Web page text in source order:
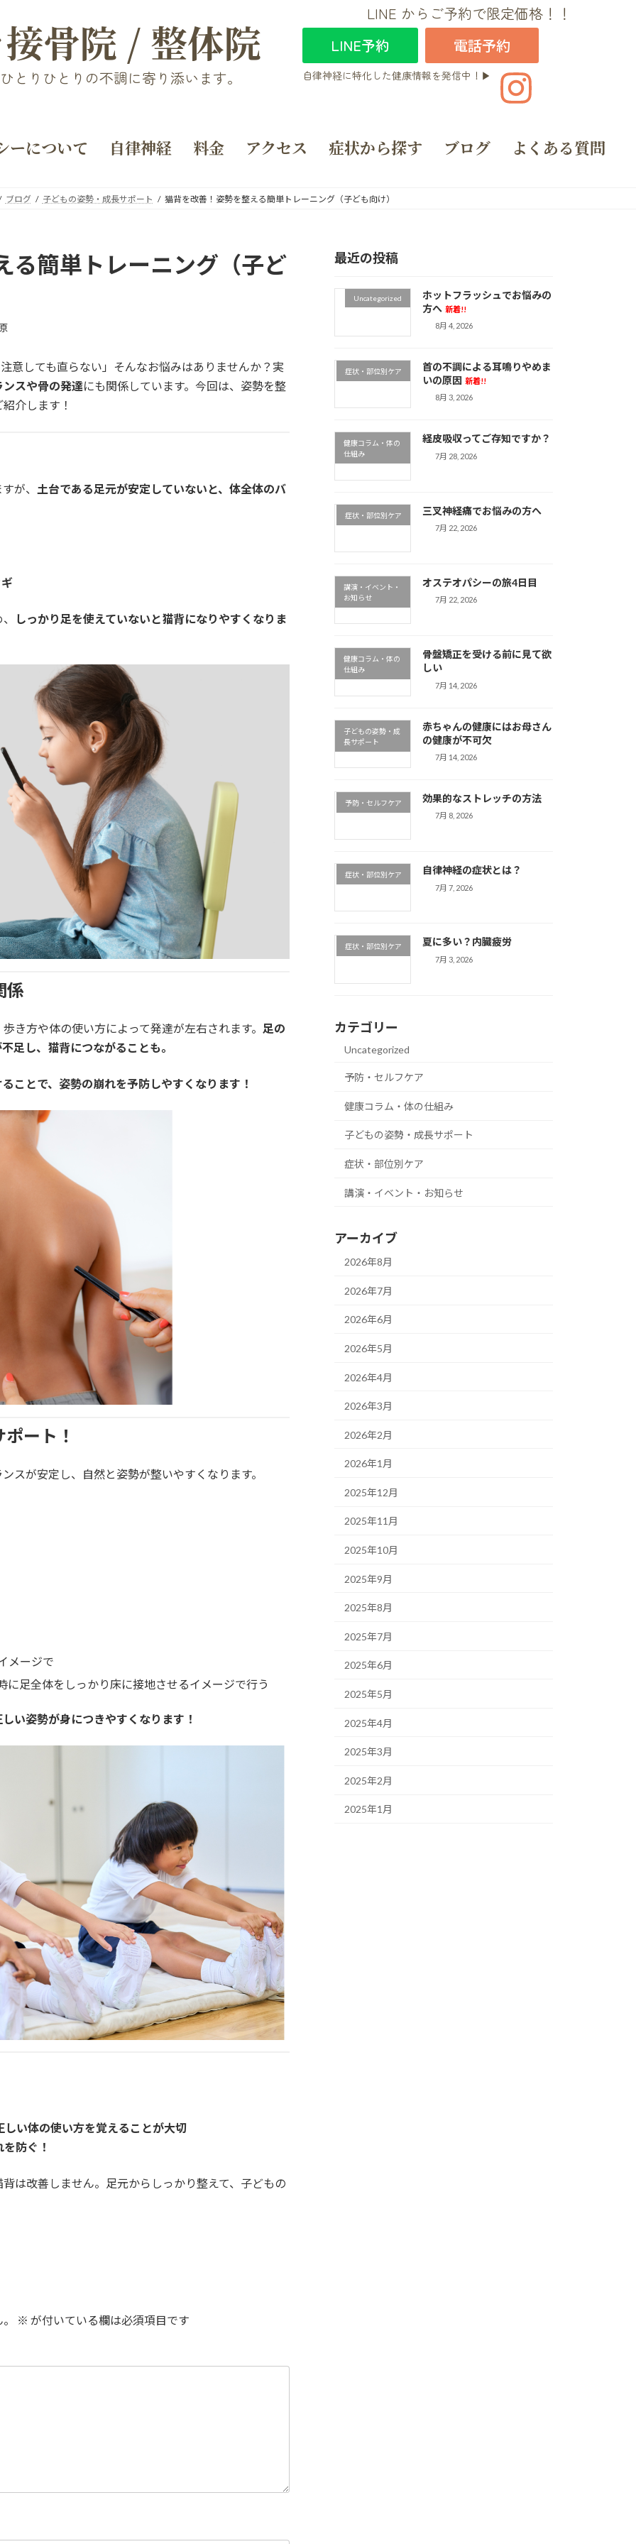
骨院 / 整体院
とりひとりの不調に寄り添います。
LINE からご予約で限定価格！！
LINE予約
電話予約
自律神経に特化した健康情報を発信中！▶︎
ーについて 自律神経 料金 アクセス 症状から探す ブログ よくある質問
ブログ 子どもの姿勢・成長サポート 猫背を改善！姿勢を整える簡単トレーニング（子ども向け）
る簡単トレーニング（子ど
意しても直らない」そんなお悩みはありませんか？実
スや骨の発達にも関係しています。今回は、姿勢を整
介します！
が、 土台である足元が安定していないと、体全体のバ
しっかり足を使えていないと猫背になりやすくなりま
係
き方や体の使い方によって発達が左右されます。 足の
足し、猫背につながることも。
ことで、姿勢の崩れを予防しやすくなります！
ート！
スが安定し、自然と姿勢が整いやすくなります。
メージで
に足全体をしっかり床に接地させるイメージで行う
い姿勢が身につきやすくなります！
い体の使い方を覚えることが大切
防ぐ！
は改善しません。足元からしっかり整えて、子どもの
※ が付いている欄は必須項目です
最近の投稿
Uncategorized
ホットフラッシュでお悩みの
方へ 新着!!
8月 4, 2026
症状・部位別ケア
首の不調による耳鳴りやめま
いの原因 新着!!
8月 3, 2026
健康コラム・体の
仕組み
経皮吸収ってご存知ですか？
7月 28, 2026
症状・部位別ケア 三叉神経痛でお悩みの方へ
7月 22, 2026
講演・イベント・
お知らせ
オステオパシーの旅4日目
7月 22, 2026
健康コラム・体の
仕組み
骨盤矯正を受ける前に見て欲
しい
7月 14, 2026
子どもの姿勢・成
長サポート
赤ちゃんの健康にはお母さん
の健康が不可欠
7月 14, 2026
予防・セルフケア 効果的なストレッチの方法
7月 8, 2026
症状・部位別ケア 自律神経の症状とは？
7月 7, 2026
症状・部位別ケア 夏に多い？内臓疲労
7月 3, 2026
カテゴリー
Uncategorized
予防・セルフケア
健康コラム・体の仕組み
子どもの姿勢・成長サポート
症状・部位別ケア
講演・イベント・お知らせ
アーカイブ
2026年8月
2026年7月
2026年6月
2026年5月
2026年4月
2026年3月
2026年2月
2026年1月
2025年12月
2025年11月
2025年10月
2025年9月
2025年8月
2025年7月
2025年6月
2025年5月
2025年4月
2025年3月
2025年2月
2025年1月